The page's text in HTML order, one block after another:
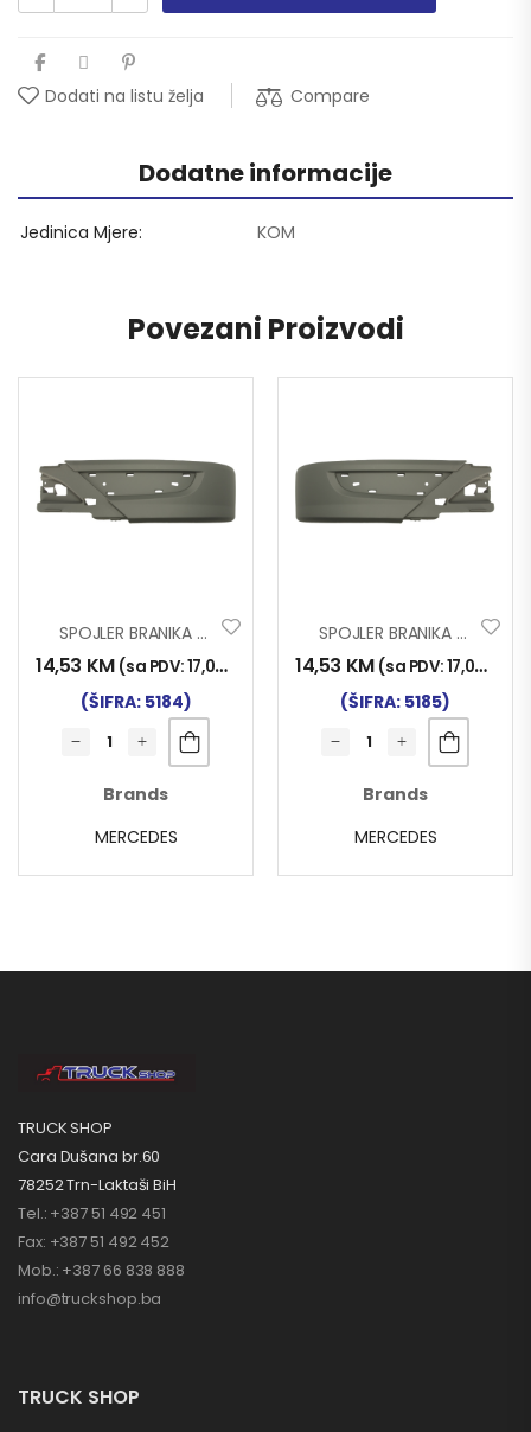
Dodati na listu želja Compare
Dodatne informacije
Jedinica Mjere KOM
Povezani Proizvodi
SPOJLER BRANIKA ACTROS MP3 LIJ.(USKI)
14,53 KM (sa PDV:17,00
(ŠIFRA: 5184)
Brands
MERCEDES
SPOJLER BRANIKA ACTROS MP3 DES.(USKI)
14,53 KM (sa PDV:17,00
(ŠIFRA: 5185)
Brands
MERCEDES
TRUCK SHOP
Cara Dušana br.60
78252 Trn-Laktaši BiH
Tel.: +387 51 492 451
Fax: +387 51 492 452
Mob.: +387 66 838 888
info@truckshop.ba
TRUCK SHOP